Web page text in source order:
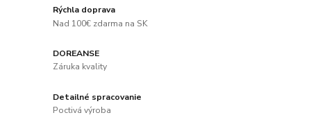
Rýchla doprava
Nad 100€ zdarma na SK
DOREANSE
Záruka kvality
Detailné spracovanie
Poctivá výroba